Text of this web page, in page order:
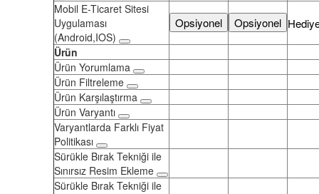
Mobil E-Ticaret Sitesi
Uygulaması
(Android,IOS)
Opsiyonel Opsiyonel
Ürün
Ürün Yorumlama
Ürün Filtreleme
Ürün Karşılaştırma
Ürün Varyantı
Varyantlarda Farklı Fiyat
Politikası
Sürükle Bırak Tekniği ile
Sınırsız Resim Ekleme
Sürükle Bırak Tekniği ile